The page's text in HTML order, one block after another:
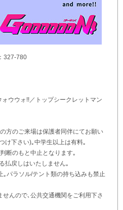
327-780
ウウォ!!／トップシークレットマン
方のご来場は保護者同伴にてお願い
け下さい)｡中学生以上は有料｡
断のもと中止となります｡
払戻しはいたしません｡
パラソル/テント類の持ち込みも禁止
んので､公共交通機関をご利用下さ